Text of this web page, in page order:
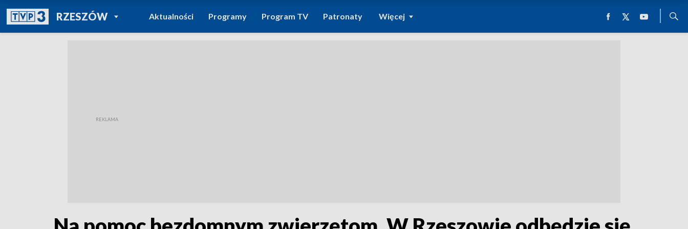
RZESZÓWPOWRÓT DO
TVP REGIONY
Aktualności Programy Program TV Patronaty Więcej